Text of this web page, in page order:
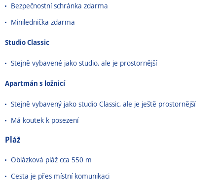
Bezpečnostní schránka zdarma
Minilednička zdarma
Studio Classic
Stejně vybavené jako studio, ale je prostornější
Apartmán s ložnicí
Stejně vybavený jako studio Classic, ale je ještě prostornější
Má koutek k posezení
Pláž
Oblázková pláž cca 550 m
Cesta je přes místní komunikaci